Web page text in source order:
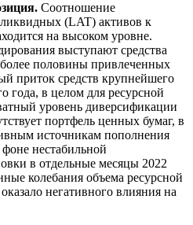
Соотношение
(LAT) активов к
на высоком уровне.
выступают средства
половины привлеченных
приток средств крупнейшего
года, в целом для ресурсной
уровень диверсификации
портфель ценных бумаг, в
источникам пополнения
нестабильной
в отдельные месяцы 2022
колебания объема ресурсной
негативного влияния на